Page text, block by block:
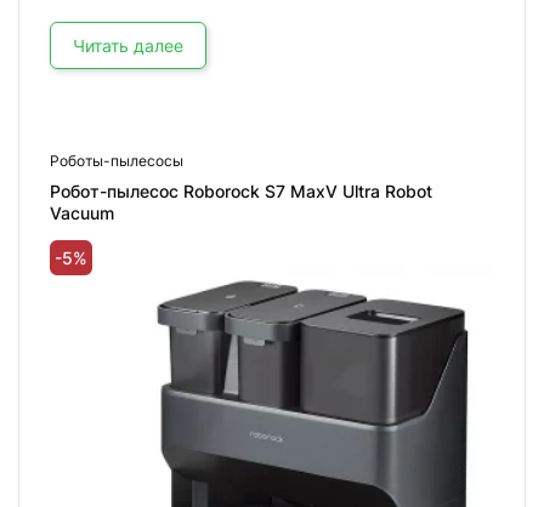
Читать далее
Роботы-пылесосы
Робот-пылесос Roborock S7 MaxV Ultra Robot
Vacuum
-5%